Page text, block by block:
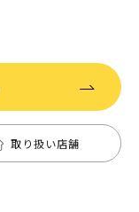
取り扱い店舗